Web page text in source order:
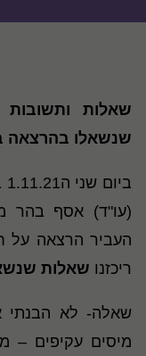
שאלות
שנשאלו בהרצאה
(עו"ד) אסף בהר
העביר הרצאה על
ריכזנו שאלות
שאלה- לא הבנתי
מיסים עקיפים –